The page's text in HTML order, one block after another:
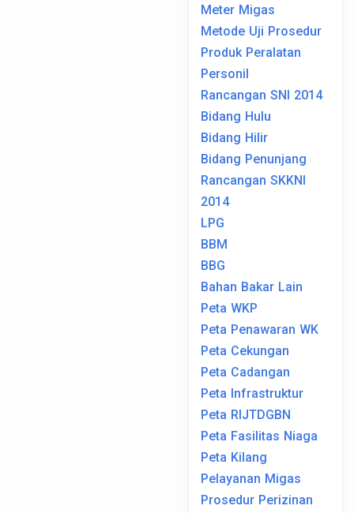
Meter Migas
Metode Uji Prosedur
Produk Peralatan
Personil
Rancangan SNI 2014
Bidang Hulu
Bidang Hilir
Bidang Penunjang
Rancangan SKKNI
2014
LPG
BBM
BBG
Bahan Bakar Lain
Peta WKP
Peta Penawaran WK
Peta Cekungan
Peta Cadangan
Peta Infrastruktur
Peta RIJTDGBN
Peta Fasilitas Niaga
Peta Kilang
Pelayanan Migas
Prosedur Perizinan